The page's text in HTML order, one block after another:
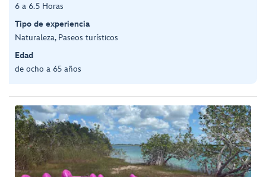
6 a 6.5 Horas
Tipo de experiencia
Naturaleza, Paseos turísticos
Edad
de ocho a 65 años